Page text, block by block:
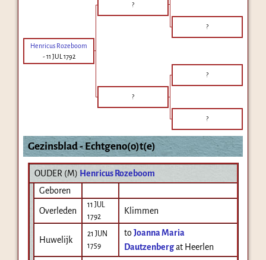
?
?
Henricus Rozeboom
-11 JUL 1792
?
?
?
Gezinsblad - Echtgeno(o)t(e)
OUDER (M) Henricus Rozeboom
Geboren
Overleden
11 JUL
1792
Klimmen
Huwelijk
21 JUN
1759
toJoanna Maria
Dautzenberg at Heerlen